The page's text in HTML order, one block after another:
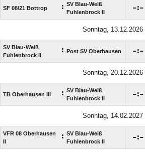
SF 08/​21 Bottrop : SV Blau-Weiß
Fuhlenbrock II
:
Sonntag, 13.12.2026
SV Blau-Weiß
Fuhlenbrock II
: Post SV Oberhausen :
Sonntag, 20.12.2026
TB Oberhausen III : SV Blau-Weiß
Fuhlenbrock II
:
Sonntag, 14.02.2027
VFR 08 Oberhausen
II
: SV Blau-Weiß
Fuhlenbrock II
: